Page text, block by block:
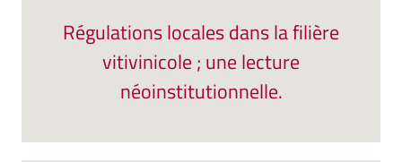
Régulations locales dans la filière
vitivinicole ; une lecture
néoinstitutionnelle.